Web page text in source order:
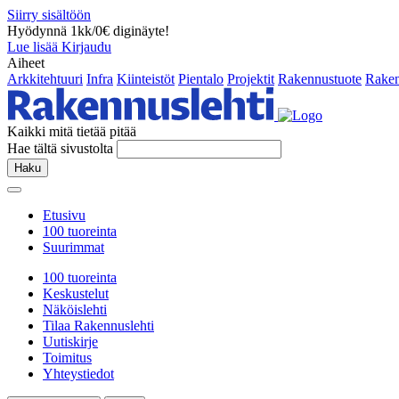
Siirry sisältöön
Hyödynnä 1kk/0€ diginäyte!
Lue lisää Kirjaudu
Aiheet
Arkkitehtuuri Infra Kiinteistöt Pientalo Projektit Rakennustuote
Kaikki mitä tietää pitää
Hae tältä sivustolta
Haku
Etusivu
100 tuoreinta
Suurimmat
100 tuoreinta
Keskustelut
Näköislehti
Tilaa Rakennuslehti
Uutiskirje
Toimitus
Yhteystiedot